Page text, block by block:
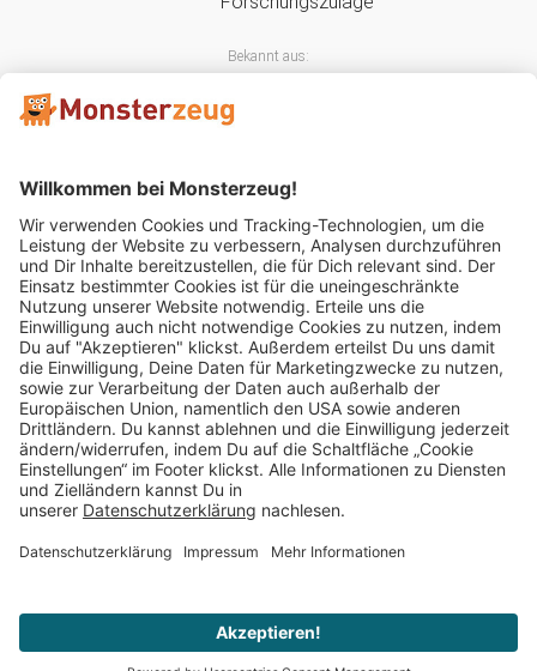
Bekannt aus:
Mitglied im:
Impressum AGB Widerrufsbelehrung
Vertrag widerrufen